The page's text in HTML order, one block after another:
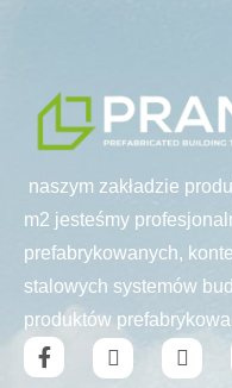
naszym zakładzie
m2 jesteśmy
prefabrykowanych,
stalowych systemów
produktów